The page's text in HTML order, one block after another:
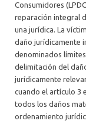
Consumidores
reparación integral
una jurídica. La
daño jurídicamente
denominados
delimitación del
jurídicamente
cuando el artículo 3
todos los daños
ordenamiento